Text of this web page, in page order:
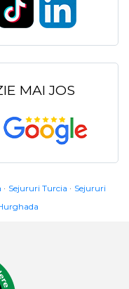
MAI JOS
Sejururi Turcia
Sejururi